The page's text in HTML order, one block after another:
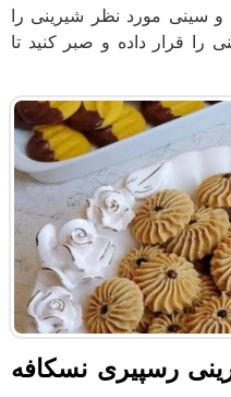
و سینی مورد نظر شیرینی را
را قرار داده و صبر کنید تا
رسپیری نسکافه